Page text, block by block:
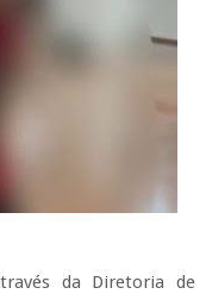
da Diretoria de